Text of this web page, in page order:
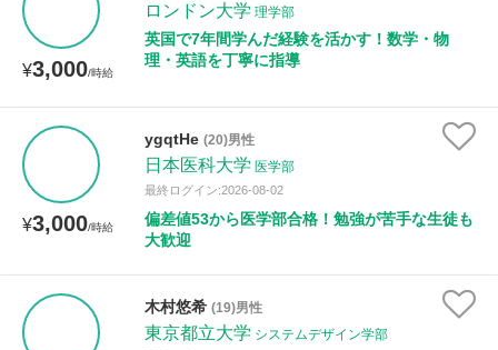
¥3,000/時給
ロンドン大学 理学部
英国で7年間学んだ経験を活かす！数学・物
理・英語を丁寧に指導
¥3,000/時給
ygqtHe (20)男性
日本医科大学 医学部
最終ログイン:2026-08-02
偏差値53から医学部合格！勉強が苦手な生徒も
大歓迎
木村悠希 (19)男性
東京都立大学 システムデザイン学部